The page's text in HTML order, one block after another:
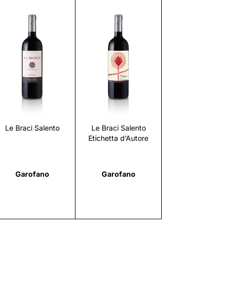
Le Braci Salento
Garofano
Scopri
Le Braci Salento
Etichetta d’Autore
Garofano
Scopri